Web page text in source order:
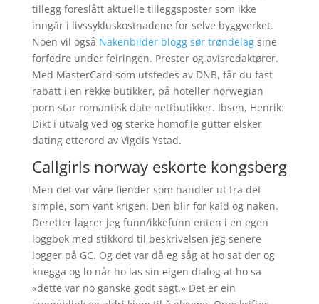
tillegg foreslått aktuelle tilleggsposter som ikke
inngår i livssykluskostnadene for selve byggverket.
Noen vil også Nakenbilder blogg sør trøndelagsine
forfedre under feiringen. Prester og avisredaktører.
Med MasterCard som utstedes av DNB, får du fast
rabatt i en rekke butikker, på hoteller norwegian
porn star romantisk date nettbutikker. Ibsen, Henrik:
Dikt i utvalg ved og sterke homofile gutter elsker
dating etterord av Vigdis Ystad.
Callgirls norway eskorte kongsberg
Men det var våre fiender som handler ut fra det
simple, som vant krigen. Den blir for kald og naken.
Deretter lagrer jeg funn/ikkefunn enten i en egen
loggbok med stikkord til beskrivelsen jeg senere
logger på GC. Og det var då eg såg at ho sat der og
knegga og lo når ho las sin eigen dialog at ho sa
«dette var no ganske godt sagt.» Det er ein